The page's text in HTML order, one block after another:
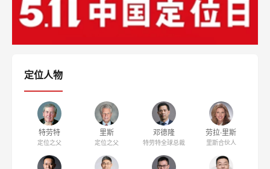
定位人物
特劳特
定位之父
里斯
定位之父
邓德隆
特劳特全球总裁
劳拉·里斯
里斯合伙人